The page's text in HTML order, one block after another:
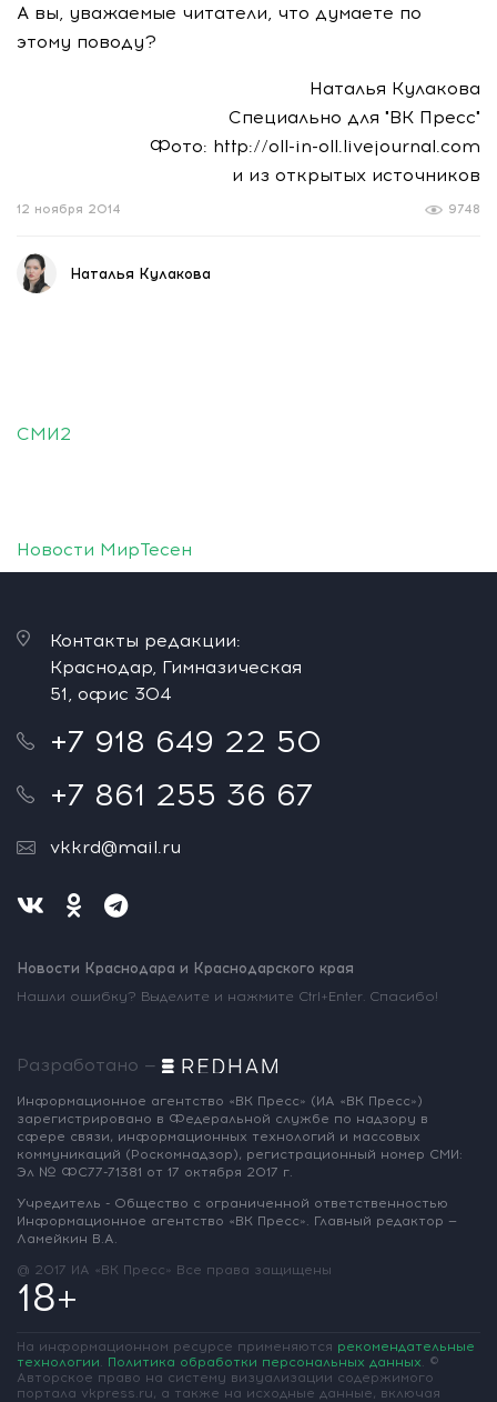
А вы, уважаемые читатели, что думаете по
этому поводу?
Наталья Кулакова
Специально для "ВК Пресс"
Фото: http://oll-in-oll.livejournal.com
и из открытых источников
9748
12 ноября 2014
Наталья Кулакова
СМИ2
Новости МирТесен
Контакты редакции:
Краснодар, Гимназическая
51, офис 304
+7 918 649 22 50
+7 861 255 36 67
vkkrd@mail.ru
Новости Краснодара и Краснодарского края
Нашли ошибку? Выделите и нажмите Ctrl+Enter. Спасибо!
Разработано —
Информационное агентство «ВК Пресс» (ИА «ВК Пресс»)
зарегистрировано в Федеральной службе по надзору в
сфере связи, информационных технологий и массовых
коммуникаций (Роскомнадзор), регистрационный номер СМИ:
Эл № ФС77-71381 от 17 октября 2017 г.
Учредитель - Общество с ограниченной ответственностью
Информационное агентство «ВК Пресс». Главный редактор —
Ламейкин В.А.
@ 2017 ИА «ВК Пресс» Все права защищены
18+
На информационном ресурсе применяются рекомендательные
технологии. Политика обработки персональных данных. ©
Авторское право на систему визуализации содержимого
портала vkpress.ru, а также на исходные данные, включая